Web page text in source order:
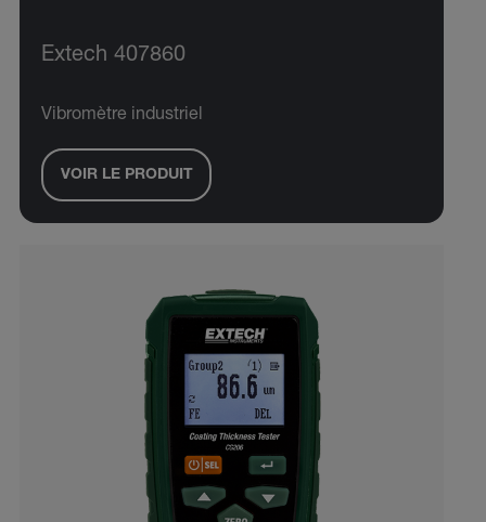
Extech 407860
Vibromètre industriel
VOIR LE PRODUIT